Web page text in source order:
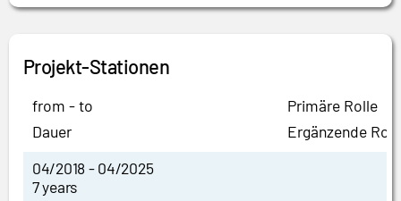
Projekt-Stationen
from - to
Dauer
Primäre Rolle
Ergänzende
04/2018 - 04/2025
7 years